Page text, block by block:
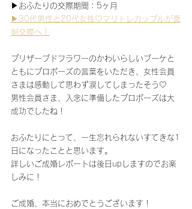
▶おふたりの交際期間：5ヶ月
▶30代男性と20代女性♡マリトレカップルが真
剣交際へ！
プリザーブドフラワーのかわいらしいブーケと
ともにプロポーズの言葉をいただき、女性会員
さまは感動して思わず涙してしまったそう♡
男性会員さま、入念に準備したプロポーズは大
成功でしたね！
おふたりにとって、一生忘れられないすてきな1
日になったことと思います。
詳しいご成婚レポートは後日upしますのでお楽
しみに！
ご成婚、本当におめでとうございます！